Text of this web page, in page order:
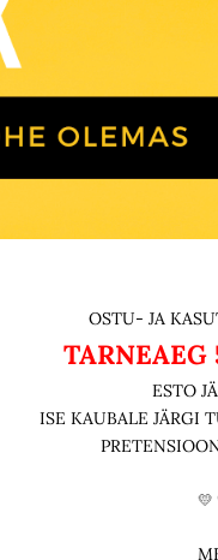
OSTU- JA
TARNEAEG
ESTO
ISE KAUBALE JÄRGI
💛